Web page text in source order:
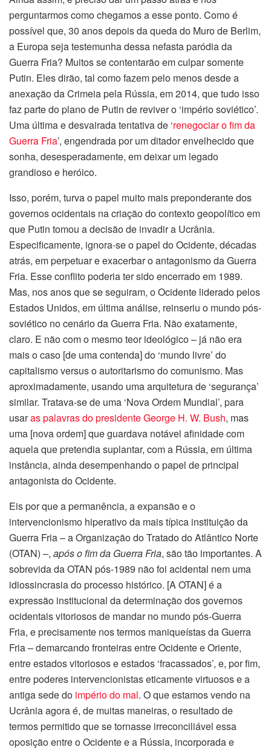
perguntarmos como chegamos a esse ponto. Como é
possível que, 30 anos depois da queda do Muro de Berlim,
a Europa seja testemunha dessa nefasta paródia da
Guerra Fria? Muitos se contentarão em culpar somente
Putin. Eles dirão, tal como fazem pelo menos desde a
anexação da Crimeia pela Rússia, em 2014, que tudo isso
faz parte do plano de Putin de reviver o ‘império soviético’.
Uma última e desvairada tentativa de ‘renegociar o fim da
Guerra Fria’, engendrada por um ditador envelhecido que
sonha, desesperadamente, em deixar um legado
grandioso e heróico.
Isso, porém, turva o papel muito mais preponderante dos
governos ocidentais na criação do contexto geopolítico em
que Putin tomou a decisão de invadir a Ucrânia.
Especificamente, ignora-se o papel do Ocidente, décadas
atrás, em perpetuar e exacerbar o antagonismo da Guerra
Fria. Esse conflito poderia ter sido encerrado em 1989.
Mas, nos anos que se seguiram, o Ocidente liderado pelos
Estados Unidos, em última análise, reinseriu o mundo pós-
soviético no cenário da Guerra Fria. Não exatamente,
claro. E não com o mesmo teor ideológico – já não era
mais o caso [de uma contenda] do ‘mundo livre’ do
capitalismo versus o autoritarismo do comunismo. Mas
aproximadamente, usando uma arquitetura de ‘segurança’
similar. Tratava-se de uma ‘Nova Ordem Mundial’, para
usaras palavras do presidente George H. W. Bush, mas
uma [nova ordem] que guardava notável afinidade com
aquela que pretendia suplantar, com a Rússia, em última
instância, ainda desempenhando o papel de principal
antagonista do Ocidente.
Eis por que a permanência, a expansão e o
intervencionismo hiperativo da mais típica instituição da
Guerra Fria – a Organização do Tratado do Atlântico Norte
(OTAN) –, após o fim da Guerra Fria, são tão importantes. A
sobrevida da OTAN pós-1989 não foi acidental nem uma
idiossincrasia do processo histórico. [A OTAN] é a
expressão institucional da determinação dos governos
ocidentais vitoriosos de mandar no mundo pós-Guerra
Fria, e precisamente nos termos maniqueístas da Guerra
Fria – demarcando fronteiras entre Ocidente e Oriente,
entre estados vitoriosos e estados ‘fracassados’, e, por fim,
entre poderes intervencionistas eticamente virtuosos e a
antiga sede do império do mal. O que estamos vendo na
Ucrânia agora é, de muitas maneiras, o resultado de
termos permitido que se tornasse irreconciliável essa
oposição entre o Ocidente e a Rússia, incorporada e